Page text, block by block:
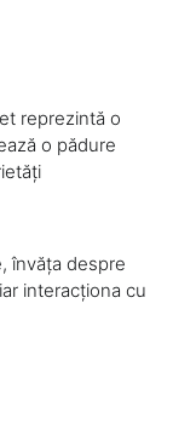
reprezintă o
o pădure
învăța despre
interacționa cu